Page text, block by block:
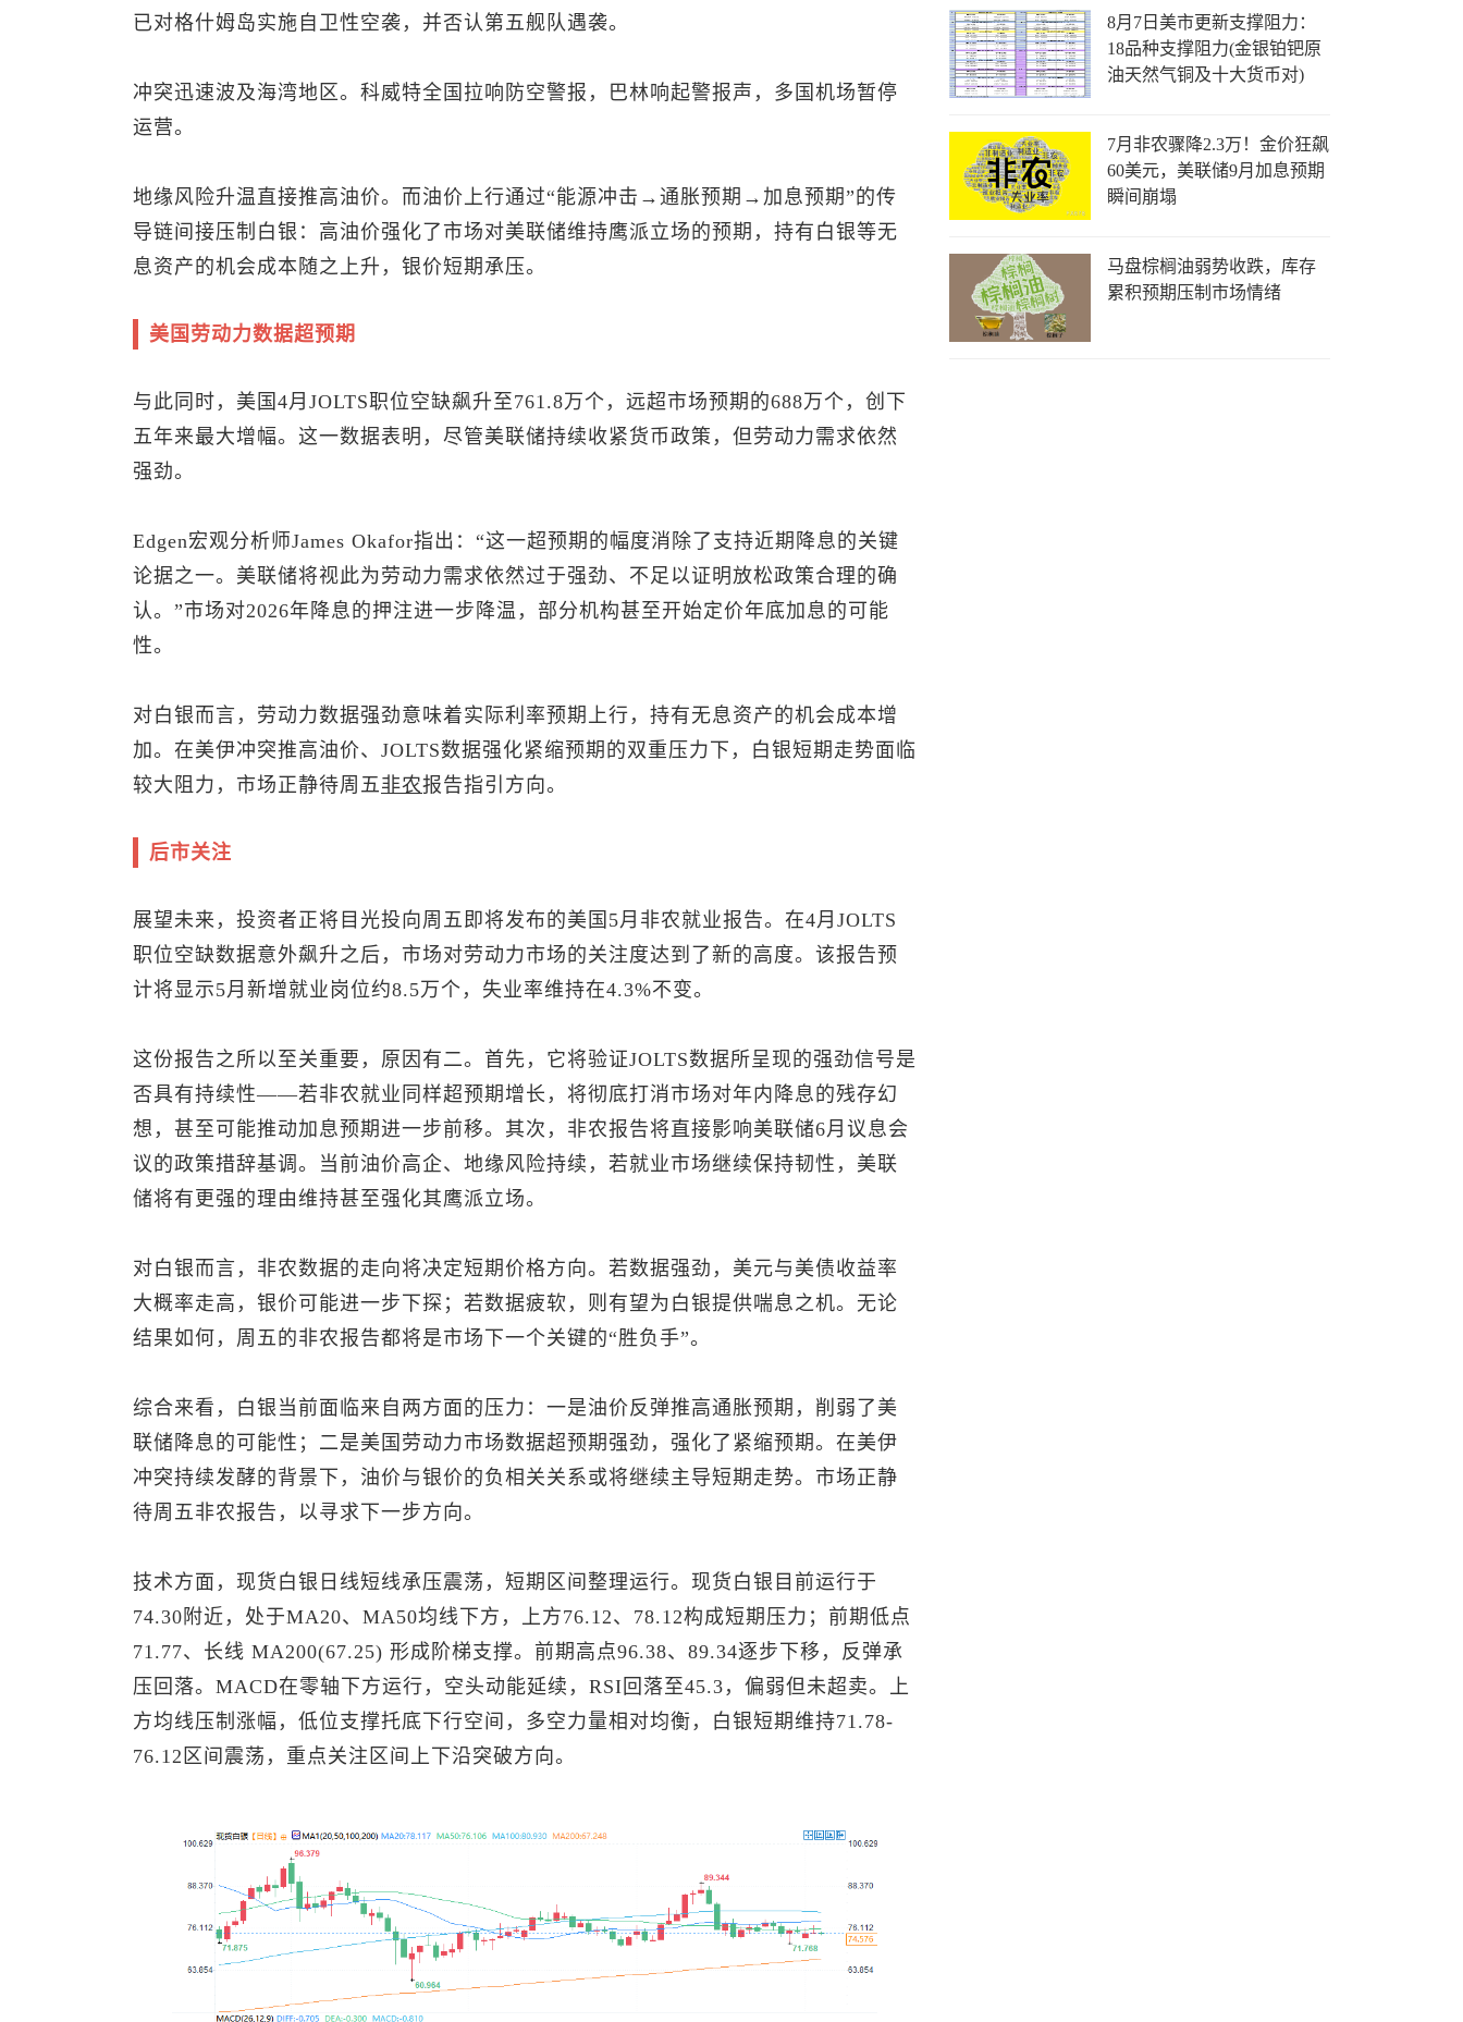
已对格什姆岛实施自卫性空袭，并否认第五舰队遇袭。
冲突迅速波及海湾地区。科威特全国拉响防空警报，巴林响起警报声，多国机场暂停
运营。
地缘风险升温直接推高油价。而油价上行通过“能源冲击→通胀预期→加息预期”的传
导链间接压制白银：高油价强化了市场对美联储维持鹰派立场的预期，持有白银等无
息资产的机会成本随之上升，银价短期承压。
美国劳动力数据超预期
与此同时，美国4月JOLTS职位空缺飙升至761.8万个，远超市场预期的688万个，创下
五年来最大增幅。这一数据表明，尽管美联储持续收紧货币政策，但劳动力需求依然
强劲。
Edgen宏观分析师James Okafor指出：“这一超预期的幅度消除了支持近期降息的关键
论据之一。美联储将视此为劳动力需求依然过于强劲、不足以证明放松政策合理的确
认。”市场对2026年降息的押注进一步降温，部分机构甚至开始定价年底加息的可能
性。
对白银而言，劳动力数据强劲意味着实际利率预期上行，持有无息资产的机会成本增
加。在美伊冲突推高油价、JOLTS数据强化紧缩预期的双重压力下，白银短期走势面临
较大阻力，市场正静待周五 非农报告指引方向。
后市关注
展望未来，投资者正将目光投向周五即将发布的美国5月非农就业报告。在4月JOLTS
职位空缺数据意外飙升之后，市场对劳动力市场的关注度达到了新的高度。该报告预
计将显示5月新增就业岗位约8.5万个，失业率维持在4.3%不变。
这份报告之所以至关重要，原因有二。首先，它将验证JOLTS数据所呈现的强劲信号是
否具有持续性——若非农就业同样超预期增长，将彻底打消市场对年内降息的残存幻
想，甚至可能推动加息预期进一步前移。其次，非农报告将直接影响美联储6月议息会
议的政策措辞基调。当前油价高企、地缘风险持续，若就业市场继续保持韧性，美联
储将有更强的理由维持甚至强化其鹰派立场。
对白银而言，非农数据的走向将决定短期价格方向。若数据强劲，美元与美债收益率
大概率走高，银价可能进一步下探；若数据疲软，则有望为白银提供喘息之机。无论
结果如何，周五的非农报告都将是市场下一个关键的“胜负手”。
综合来看，白银当前面临来自两方面的压力：一是油价反弹推高通胀预期，削弱了美
联储降息的可能性；二是美国劳动力市场数据超预期强劲，强化了紧缩预期。在美伊
冲突持续发酵的背景下，油价与银价的负相关关系或将继续主导短期走势。市场正静
待周五非农报告，以寻求下一步方向。
技术方面， 现货白银 日线短线承压震荡，短期区间整理运行。 现货白银 目前运行于
74.30附近，处于MA20、MA50均线下方，上方76.12、78.12构成短期压力；前期低点
71.77、长线 MA200(67.25) 形成阶梯支撑。前期高点96.38、89.34逐步下移，反弹承
压回落。MACD在零轴下方运行，空头动能延续，RSI回落至45.3，偏弱但未超卖。上
方均线压制涨幅，低位支撑托底下行空间，多空力量相对均衡，白银短期维持71.78-
76.12区间震荡，重点关注区间上下沿突破方向。
8月7日美市更新支撑阻力：
18品种支撑阻力(金银铂钯原
油天然气铜及十大货币对)
7月非农骤降2.3万！金价狂飙
60美元，美联储9月加息预期
瞬间崩塌
马盘棕榈油弱势收跌，库存
累积预期压制市场情绪